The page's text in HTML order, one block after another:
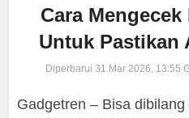
Cara Mengecek
Untuk Pastikan
Diperbarui 31 Mar 2026, 13:55
Gadgetren – Bisa dibilang